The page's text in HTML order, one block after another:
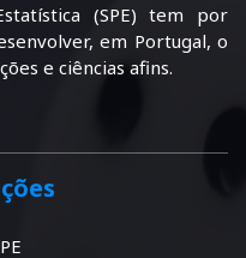
(SPE) tem por
em Portugal, o
e ciências afins.